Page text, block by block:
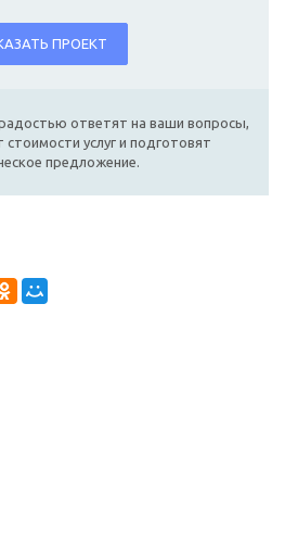
ПРОЕКТ
ответят на ваши вопросы,
стоимости услуг и подготовят
предложение.